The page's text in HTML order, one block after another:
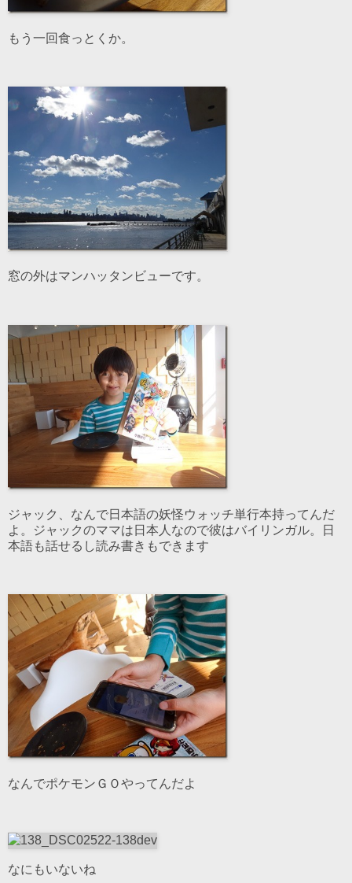
もう一回食っとくか。
窓の外はマンハッタンビューです。
ジャック、なんで日本語の妖怪ウォッチ単行本持ってんだ
よ。ジャックのママは日本人なので彼はバイリンガル。日
本語も話せるし読み書きもできます
なんでポケモンＧＯやってんだよ
なにもいないね